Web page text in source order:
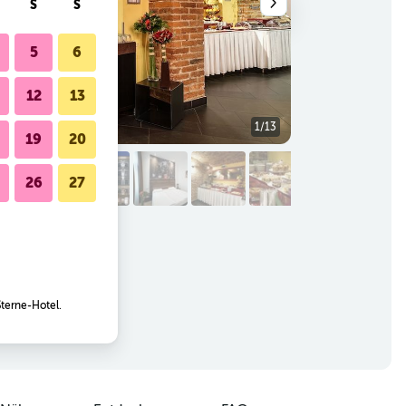
1/13
S S
5 6
12 13
19 20
26 27
Hotel.